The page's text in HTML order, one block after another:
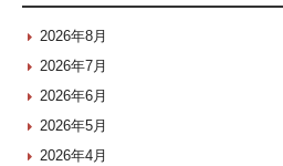
2026年8月
2026年7月
2026年6月
2026年5月
2026年4月